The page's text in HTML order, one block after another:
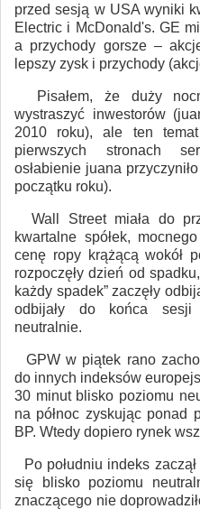
przed sesją w USA wyniki
Electric i McDonald's. GE
a przychody gorsze –
lepszy zysk i przychody
Pisałem, że duży
wystraszyć inwestorów
2010 roku), ale ten
pierwszych stronach
osłabienie juana
początku roku).
Wall Street miała do
kwartalne spółek,
cenę ropy krążącą wokół
rozpoczęły dzień od
każdy spadek” zaczęły
odbijały do końca sesji
neutralnie.
GPW w piątek rano
do innych indeksów
30 minut blisko poziomu
na północ zyskując ponad
BP. Wtedy dopiero rynek
Po południu indeks
się blisko poziomu
znaczącego nie